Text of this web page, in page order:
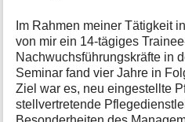
Im Rahmen meiner Tätigkeit
von mir ein 14-tägiges
Nachwuchsführungskräfte in
Seminar fand vier Jahre in
Ziel war es, neu eingestellte
stellvertretende